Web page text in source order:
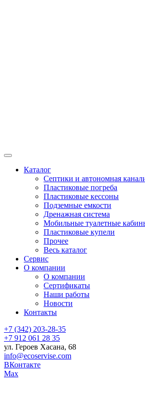
Каталог
Септики и автономная
Пластиковые погреба
Пластиковые кессоны
Подземные емкости
Дренажная система
Мобильные туалетные
Пластиковые купели
Прочее
Весь каталог
Сервис
О компании
О компании
Сертификаты
Наши работы
Новости
Контакты
+7 (342) 203-28-35
+7 912 061 28 35
ул. Героев Хасана, 68
info@ecoservise.com
ВКонтакте
Мах